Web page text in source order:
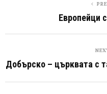
Европейци
Добърско – църквата с